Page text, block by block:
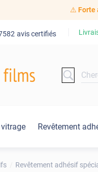
⚠️ Forte
avis certifiés
Revêtement
Revêtement adhésif